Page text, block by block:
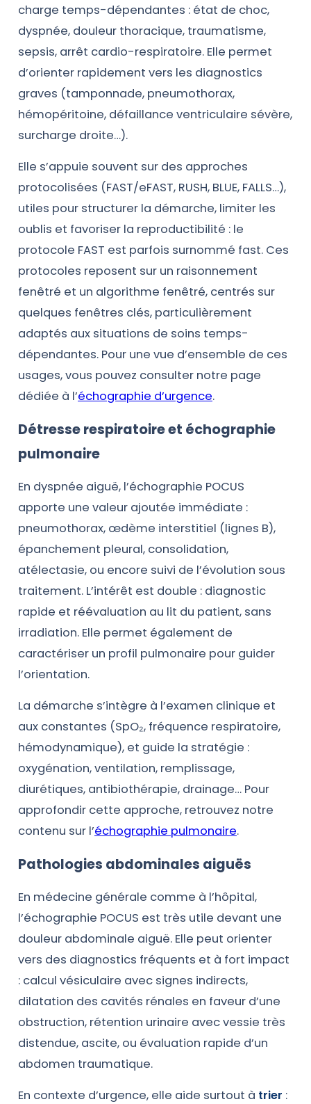
charge temps-dépendantes : état de choc,
dyspnée, douleur thoracique, traumatisme,
sepsis, arrêt cardio-respiratoire. Elle permet
d’orienter rapidement vers les diagnostics
graves (tamponnade, pneumothorax,
hémopéritoine, défaillance ventriculaire sévère,
surcharge droite…).
Elle s’appuie souvent sur des approches
protocolisées (FAST/eFAST, RUSH, BLUE, FALLS…),
utiles pour structurer la démarche, limiter les
oublis et favoriser la reproductibilité : le
protocole FAST est parfois surnommé fast. Ces
protocoles reposent sur un raisonnement
fenêtré et un algorithme fenêtré, centrés sur
quelques fenêtres clés, particulièrement
adaptés aux situations de soins temps-
dépendantes. Pour une vue d’ensemble de ces
usages, vous pouvez consulter notre page
dédiée à l’échographie d’urgence.
Détresse respiratoire et échographie
pulmonaire
En dyspnée aiguë, l’échographie POCUS
apporte une valeur ajoutée immédiate :
pneumothorax, œdème interstitiel (lignes B),
épanchement pleural, consolidation,
atélectasie, ou encore suivi de l’évolution sous
traitement. L’intérêt est double : diagnostic
rapide et réévaluation au lit du patient, sans
irradiation. Elle permet également de
caractériser un profil pulmonaire pour guider
l’orientation.
La démarche s’intègre à l’examen clinique et
aux constantes (SpO₂, fréquence respiratoire,
hémodynamique), et guide la stratégie :
oxygénation, ventilation, remplissage,
diurétiques, antibiothérapie, drainage… Pour
approfondir cette approche, retrouvez notre
contenu sur l’échographie pulmonaire.
Pathologies abdominales aiguës
En médecine générale comme à l’hôpital,
l’échographie POCUS est très utile devant une
douleur abdominale aiguë. Elle peut orienter
vers des diagnostics fréquents et à fort impact
: calcul vésiculaire avec signes indirects,
dilatation des cavités rénales en faveur d’une
obstruction, rétention urinaire avec vessie très
distendue, ascite, ou évaluation rapide d’un
abdomen traumatique.
En contexte d’urgence, elle aide surtout à trier :